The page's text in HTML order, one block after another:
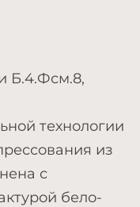
Б.4.Фсм.8,
технологии
из
с
бело-